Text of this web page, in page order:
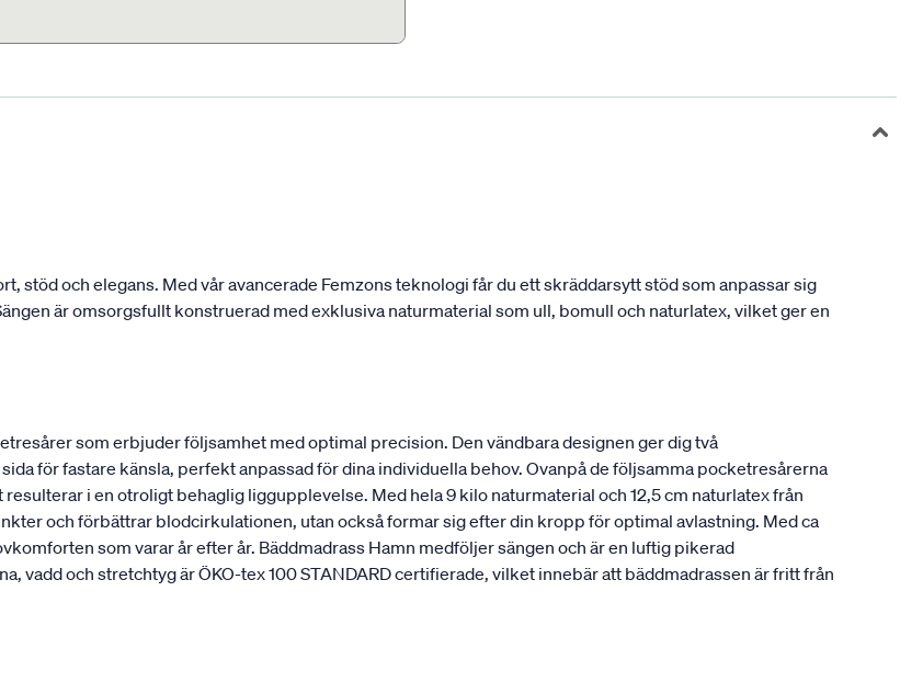
stöd och elegans. Med vår avancerade Femzons teknologi får du ett skräddarsytt stöd som anpassar sig
är omsorgsfullt konstruerad med exklusiva naturmaterial som ull, bomull och naturlatex, vilket ger en
som erbjuder följsamhet med optimal precision. Den vändbara designen ger dig två
för fastare känsla, perfekt anpassad för dina individuella behov. Ovanpå de följsamma pocketresårerna
i en otroligt behaglig liggupplevelse. Med hela 9 kilo naturmaterial och 12,5 cm naturlatex från
och förbättrar blodcirkulationen, utan också formar sig efter din kropp för optimal avlastning. Med ca
som varar år efter år. Bäddmadrass Hamn medföljer sängen och är en luftig pikerad
vadd och stretchtyg är ÖKO-tex 100 STANDARD certifierade, vilket innebär att bäddmadrassen är fritt från